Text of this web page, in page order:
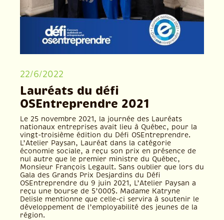
22/6/2022
Lauréats du défi
OSEntreprendre 2021
Le 25 novembre 2021, la journée des Lauréats
nationaux entreprises avait lieu à Québec, pour la
vingt-troisième édition du Défi OSEntreprendre.
L’Atelier Paysan, Lauréat dans la catégorie
économie sociale, a reçu son prix en présence de
nul autre que le premier ministre du Québec,
Monsieur François Legault. Sans oublier que lors du
Gala des Grands Prix Desjardins du Défi
OSEntreprendre du 9 juin 2021, L’Atelier Paysan a
reçu une bourse de 5’000$. Madame Katryne
Delisle mentionne que celle-ci servira à soutenir le
développement de l’employabilité des jeunes de la
région.